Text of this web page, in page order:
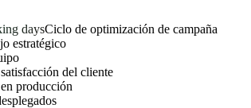
daysCiclo de optimización de campaña
estratégico
del cliente
producción